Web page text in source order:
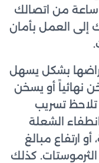
استجابة سريعة وموعداً خلال 24 ساعة من اتصالك
لنعيد جهازك إلى العمل بأمان
بشكل يسهل
نهائياً أو يسخن
تلاحظ تسريب
الشعلة
ارتفاع مبالغ
كذلك